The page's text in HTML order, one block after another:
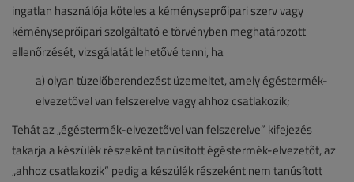
ingatlan használója köteles a kéményseprőipari szerv vagy
kéményseprőipari szolgáltató e törvényben meghatározott
ellenőrzését, vizsgálatát lehetővé tenni, ha
a) olyan tüzelőberendezést üzemeltet, amely égéstermék-
elvezetővel van felszerelve vagy ahhoz csatlakozik;
Tehát az „égéstermék-elvezetővel van felszerelve” kifejezés
takarja a készülék részeként tanúsított égéstermék-elvezetőt, az
„ahhoz csatlakozik” pedig a készülék részeként nem tanúsított